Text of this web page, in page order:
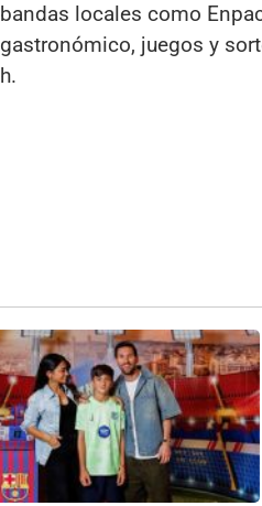
bandas locales como
gastronómico, juegos y
h.